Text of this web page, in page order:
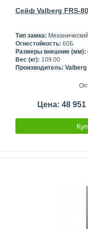
Сейф Valberg FRS-
Тип замка:
Огнестойкость: 60Б
Размеры внешние (мм):
Вес (кг): 109.00
Производитель:
Цена: 48